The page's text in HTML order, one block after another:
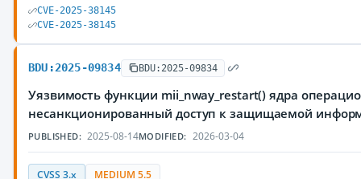
CVE-2025-38145
CVE-2025-38145
BDU:2025-09834 BDU:2025-09834
Уязвимость функции mii_nway_restart() ядра
несанкционированный доступ к защищаемой
PUBLISHED: 2025-08-14MODIFIED: 2026-03-04
CVSS 3.x MEDIUM 5.5